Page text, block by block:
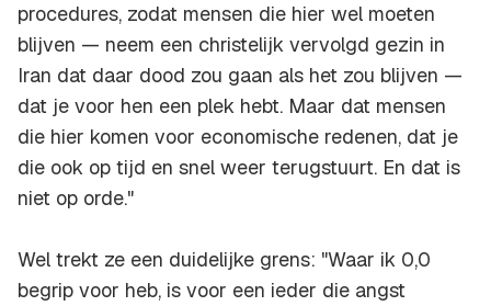
procedures, zodat mensen die hier wel moeten
blijven — neem een christelijk vervolgd gezin in
Iran dat daar dood zou gaan als het zou blijven —
dat je voor hen een plek hebt. Maar dat mensen
die hier komen voor economische redenen, dat je
die ook op tijd en snel weer terugstuurt. En dat is
niet op orde."
Wel trekt ze een duidelijke grens: "Waar ik 0,0
begrip voor heb, is voor een ieder die angst